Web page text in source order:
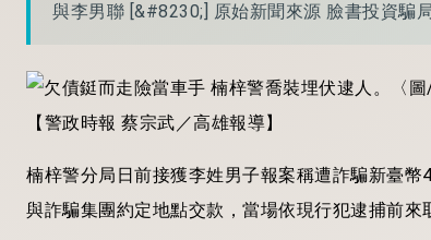
與李男聯 [&#8230;] 原始新聞來源 臉書投資騙
【警政時報 蔡宗武／高雄報導】
楠梓警分局日前接獲李姓男子報案稱遭詐騙新臺
與詐騙集團約定地點交款，當場依現行犯逮捕前來